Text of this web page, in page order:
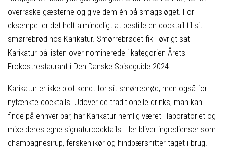
overraske gæsterne og give dem én på smagsløget. For
eksempel er det helt almindeligt at bestille en cocktail til sit
smørrebrød hos Karikatur. Smørrebrødet fik i øvrigt sat
Karikatur på listen over nominerede i kategorien Årets
Frokostrestaurant i Den Danske Spiseguide 2024.
Karikatur er ikke blot kendt for sit smørrebrød, men også for
nytænkte cocktails. Udover de traditionelle drinks, man kan
finde på enhver bar, har Karikatur nemlig været i laboratoriet og
mixe deres egne signaturcocktails. Her bliver ingredienser som
champagnesirup, ferskenlikør og hindbærsnitter taget i brug.